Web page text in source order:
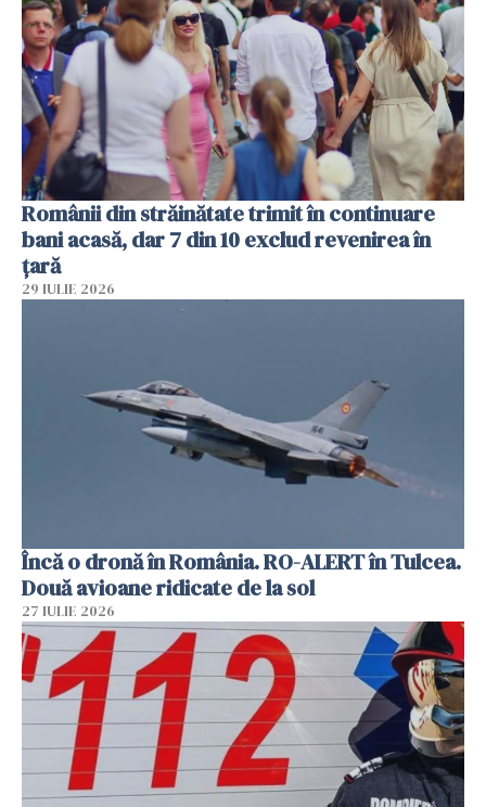
Românii din străinătate trimit în continuare
bani acasă, dar 7 din 10 exclud revenirea în
țară
29 IULIE 2026
Încă o dronă în România. RO-ALERT în Tulcea.
Două avioane ridicate de la sol
27 IULIE 2026